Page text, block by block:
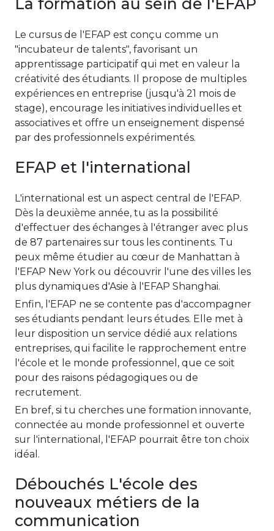
La formation au sein de l'EFAP
Le cursus de l'EFAP est conçu comme un
"incubateur de talents", favorisant un
apprentissage participatif qui met en valeur la
créativité des étudiants. Il propose de multiples
expériences en entreprise (jusqu'à 21 mois de
stage), encourage les initiatives individuelles et
associatives et offre un enseignement dispensé
par des professionnels expérimentés.
EFAP et l'international
L'international est un aspect central de l'EFAP.
Dès la deuxième année, tu as la possibilité
d'effectuer des échanges à l'étranger avec plus
de 87 partenaires sur tous les continents. Tu
peux même étudier au cœur de Manhattan à
l'EFAP New York ou découvrir l'une des villes les
plus dynamiques d'Asie à l'EFAP Shanghai.
Enfin, l'EFAP ne se contente pas d'accompagner
ses étudiants pendant leurs études. Elle met à
leur disposition un service dédié aux relations
entreprises, qui facilite le rapprochement entre
l'école et le monde professionnel, que ce soit
pour des raisons pédagogiques ou de
recrutement.
En bref, si tu cherches une formation innovante,
connectée au monde professionnel et ouverte
sur l'international, l'EFAP pourrait être ton choix
idéal.
Débouchés L'école des
nouveaux métiers de la
communication